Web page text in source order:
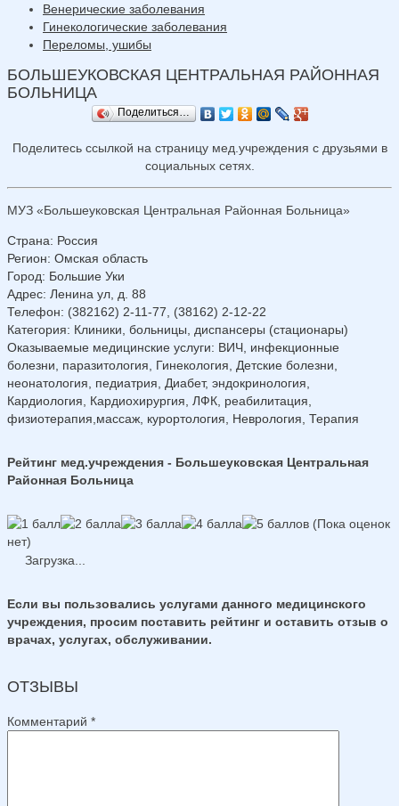
Венерические заболевания
Гинекологические заболевания
Переломы, ушибы
БОЛЬШЕУКОВСКАЯ ЦЕНТРАЛЬНАЯ РАЙОННАЯ
БОЛЬНИЦА
Поделиться…
Поделитесь ссылкой на страницу мед.учреждения с друзьями в
социальных сетях.
МУЗ «Большеуковская Центральная Районная Больница»
Страна: Россия
Регион: Омская область
Город: Большие Уки
Адрес: Ленина ул, д. 88
Телефон: (382162) 2-11-77, (38162) 2-12-22
Категория: Клиники, больницы, диспансеры (стационары)
Оказываемые медицинские услуги: ВИЧ, инфекционные
болезни, паразитология, Гинекология, Детские болезни,
неонатология, педиатрия, Диабет, эндокринология,
Кардиология, Кардиохирургия, ЛФК, реабилитация,
физиотерапия,массаж, курортология, Неврология, Терапия
Рейтинг мед.учреждения - Большеуковская Центральная
Районная Больница
(Пока оценок
нет)
Загрузка...
Если вы пользовались услугами данного медицинского
учреждения, просим поставить рейтинг и оставить отзыв о
врачах, услугах, обслуживании.
ОТЗЫВЫ
Комментарий *